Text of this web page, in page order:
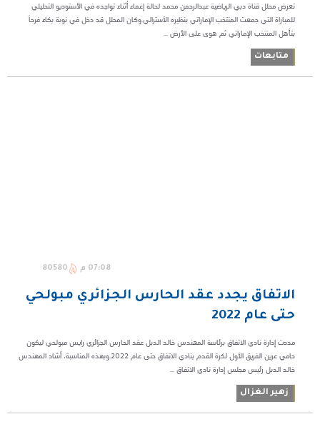
تعرض محلل قناة دبي الرياضية عبدالرحمن محمد لحالة إغماء أثناء تواجده في الأستوديو التحليلي
للمباراة التي جمعت المنتخب الإماراتي بنظيره الأسترالي.وكان المحلل قد دخل في نوبة بكاء فرحاً
بتأهل المنتخب الإماراتي ثم هوى على الأرض ...
متابعات
07:08 م 80580
الاتفاق يجدد عقد الحارس الجزائري مبولحي
حتى عام 2022
مددت إدارة نادي الاتفاق برئاسة المهندس خالد الدبل عقد الحارس الجزائري رايس مبولحي ليكون
حامي عرين الفريق الأول لكرة القدم بنادي الاتفاق حتى عام 2022.وبهذه المناسبة، أشاد المهندس
خالد الدبل رئيس مجلس إدارة نادي الاتفاق ...
زهير الغزال